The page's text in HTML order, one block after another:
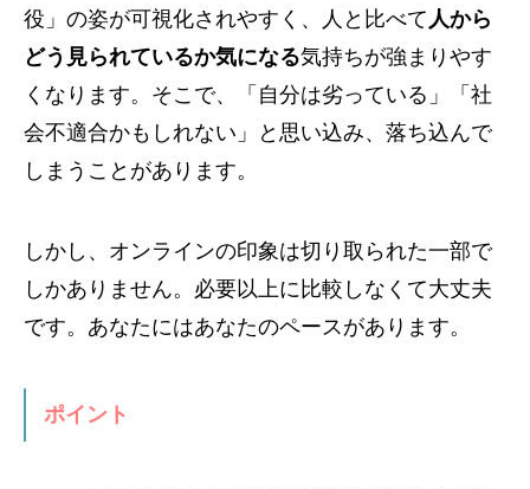
役」の姿が可視化されやすく、人と比べて 人から
どう見られているか気になる気持ちが強まりやす
くなります。そこで、「自分は劣っている」「社
会不適合かもしれない」と思い込み、落ち込んで
しまうことがあります。
しかし、オンラインの印象は切り取られた一部で
しかありません。必要以上に比較しなくて大丈夫
です。あなたにはあなたのペースがあります。
ポイント